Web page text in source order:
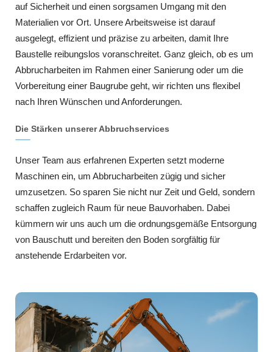
auf Sicherheit und einen sorgsamen Umgang mit den
Materialien vor Ort. Unsere Arbeitsweise ist darauf
ausgelegt, effizient und präzise zu arbeiten, damit Ihre
Baustelle reibungslos voranschreitet. Ganz gleich, ob es um
Abbrucharbeiten im Rahmen einer Sanierung oder um die
Vorbereitung einer Baugrube geht, wir richten uns flexibel
nach Ihren Wünschen und Anforderungen.
Die Stärken unserer Abbruchservices
Unser Team aus erfahrenen Experten setzt moderne
Maschinen ein, um Abbrucharbeiten zügig und sicher
umzusetzen. So sparen Sie nicht nur Zeit und Geld, sondern
schaffen zugleich Raum für neue Bauvorhaben. Dabei
kümmern wir uns auch um die ordnungsgemäße Entsorgung
von Bauschutt und bereiten den Boden sorgfältig für
anstehende Erdarbeiten vor.